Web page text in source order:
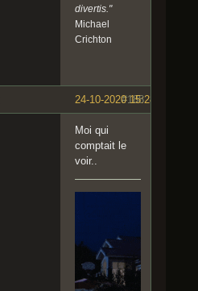
divertis."
Michael
Crichton
#188
24-10-2020 15:28:51
Moi qui
comptait le
voir..